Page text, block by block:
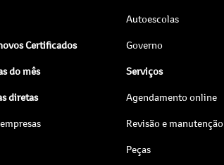
Certificados
do mês
diretas
Autoescolas
Governo
Serviços
Agendamento online
Revisão e manutenção
Peças